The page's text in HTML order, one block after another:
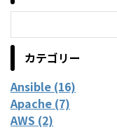
カテゴリー
Ansible (16)
Apache (7)
AWS (2)